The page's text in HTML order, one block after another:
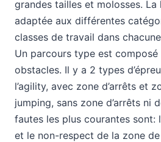
grandes tailles et molosses. La
adaptée aux différentes
classes de travail dans
Un parcours type est composé
obstacles. Il y a 2 types
l’agility, avec zone d’arrêts et
jumping, sans zone d’arrêts ni
fautes les plus courantes sont:
et le non-respect de la zone